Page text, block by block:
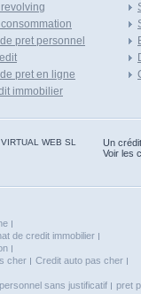
pret personnel
pret en ligne
immobilier
WEB SL
Un
Voir les
de credit immobilier
cher
Credit auto pas cher
sans justificatif
pret